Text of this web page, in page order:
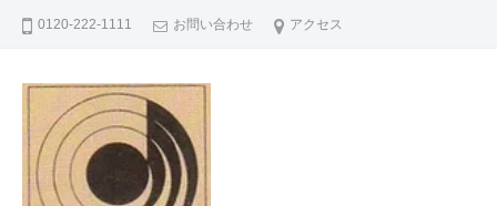
0120-222-1111 お問い合わせ アクセス